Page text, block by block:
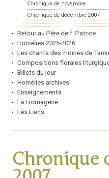
Chronique de novembre
Chronique de décembre 2007
Retour au Père de f. Patrice
Homélies 2025-2026
Les chants des moines de
Compositions florales
Billets du jour
Homélies archives
Enseignements
La Fromagerie
Les Liens
Chronique